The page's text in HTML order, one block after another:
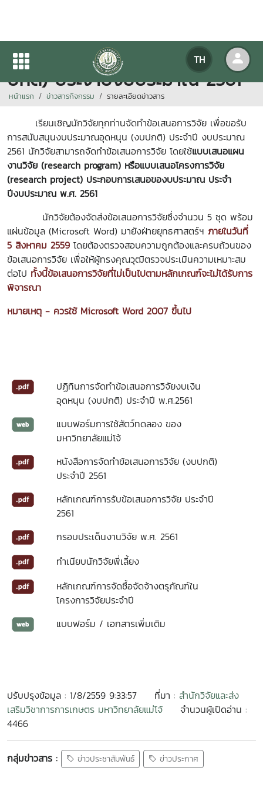
TH
การจัดทำข้อเสนอการวิจัย (งบ
ปกติ) ประจำปีงบประมาณ 2561
หน้าแรก ข่าวสารกิจกรรม รายละเอียดข่าวสาร
เรียนเชิญนักวิจัยทุกท่านจัดทำข้อเสนอการวิจัย เพื่อขอรับ
การสนับสนุนงบประมาณอุดหนุน (งบปกติ) ประจำปี งบประมาณ
2561 นักวิจัยสามารถจัดทำข้อเสนอการวิจัย โดยใช้แบบเสนอแผน
งานวิจัย (research program) หรือแบบเสนอโครงการวิจัย
(research project) ประกอบการเสนอของบประมาณ ประจำ
ปีงบประมาณ พ.ศ. 2561
นักวิจัยต้องจัดส่งข้อเสนอการวิจัยซึ่งจำนวน 5 ชุด พร้อม
แผ่นข้อมูล (Microsoft Word) มายังฝ่ายยุทธศาสตร์ฯ ภายในวันที่
5 สิงหาคม 2559 โดยต้องตรวจสอบความถูกต้องและครบถ้วนของ
ข้อเสนอการวิจัย เพื่อให้ผู้ทรงคุณวุฒิตรวจประเมินความเหมาะสม
ต่อไป ทั้งนี้ข้อเสนอการวิจัยที่ไม่เป็นไปตามหลักเกณฑ์จะไม่ได้รับการ
พิจารณา
หมายเหตุ - ควรใช้ Microsoft Word 2007 ขึ้นไป
ปฏิทินการจัดทำข้อเสนอการวิจัยงบเงิน
อุดหนุน (งบปกติ) ประจำปี พ.ศ.2561
แบบฟอร์มการใช้สัตว์ทดลอง ของ
มหาวิทยาลัยแม่โจ้
หนังสือการจัดทำข้อเสนอการวิจัย (งบปกติ)
ประจำปี 2561
หลักเกณฑ์การรับข้อเสนอการวิจัย ประจำปี
2561
กรอบประเด็นงานวิจัย พ.ศ. 2561
ทำเนียบนักวิจัยพี่เลี้ยง
หลักเกณฑ์การจัดซื้อจัดจ้างตรุภัณฑ์ใน
โครงการวิจัยประจำปี
แบบฟอร์ม / เอกสารเพิ่มเติม
ปรับปรุงข้อมูล : 1/8/2559 9:33:57 ที่มา : สำนักวิจัยและส่ง
เสริมวิชาการการเกษตร มหาวิทยาลัยแม่โจ้
จำนวนผู้เปิดอ่าน :
4466
กลุ่มข่าวสาร : ข่าวประชาสัมพันธ์ ข่าวประกาศ